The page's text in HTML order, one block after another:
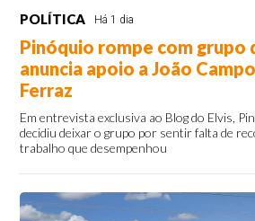
POLÍTICA Há 1 dia
Pinóquio rompe com grupo
anuncia apoio a João
Ferraz
Em entrevista exclusiva ao Blog do Elvis,
decidiu deixar o grupo por sentir falta de
trabalho que desempenhou